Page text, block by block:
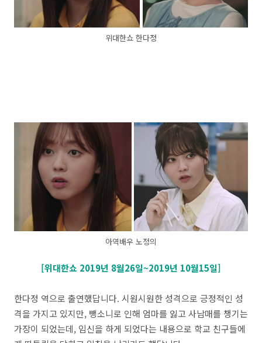
위대한쇼 한다정
아역배우 노정의
[위대한쇼 2019년 8월26일~2019년 10월15일]
한다정 역으로 출연했답니다. 시원시원한 성격으로 긍정적인 성
격을 가지고 있지만, 뺑소니로 인해 엄마를 잃고 사남매를 챙기는
가장이 되었는데, 임신을 하게 되었다는 내용으로 학교 친구들에